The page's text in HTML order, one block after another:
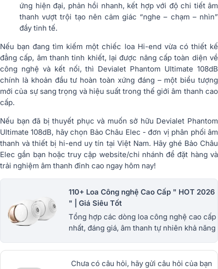
ứng hiện đại, phản hồi nhanh, kết hợp với độ chi tiết âm
thanh vượt trội tạo nên cảm giác “nghe – chạm – nhìn”
đầy tinh tế.
Nếu bạn đang tìm kiếm một chiếc loa Hi-end vừa có thiết kế
đẳng cấp, âm thanh tinh khiết, lại được nâng cấp toàn diện về
công nghệ và kết nối, thì Devialet Phantom Ultimate 108dB
chính là khoản đầu tư hoàn toàn xứng đáng – một biểu tượng
mới của sự sang trọng và hiệu suất trong thế giới âm thanh cao
cấp.
Nếu bạn đã bị thuyết phục và muốn sở hữu Devialet Phantom
Ultimate 108dB, hãy chọn Bảo Châu Elec - đơn vị phân phối âm
thanh và thiết bị hi-end uy tín tại Việt Nam. Hãy ghé Bảo Châu
Elec gần bạn hoặc truy cập website/chi nhánh để đặt hàng và
trải nghiệm âm thanh đỉnh cao ngay hôm nay!
110+ Loa Công nghệ Cao Cấp " HOT 2026
" | Giá Siêu Tốt
Tổng hợp các dòng loa công nghệ cao cấp
nhất, đáng giá, âm thanh tự nhiên khả năng
B&O, diavilet,avlon...
Chưa có câu hỏi, hãy gửi câu hỏi của bạn